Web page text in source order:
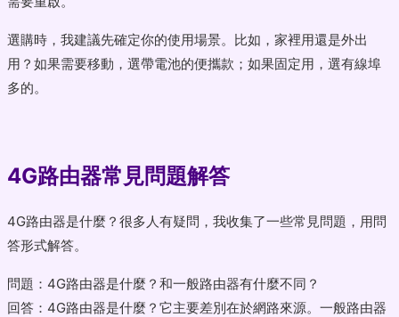
選購時，我建議先確定你的使用場景。比如，家裡用還是外出
用？如果需要移動，選帶電池的便攜款；如果固定用，選有線埠
多的。
4G路由器常見問題解答
4G路由器是什麼？很多人有疑問，我收集了一些常見問題，用問
答形式解答。
問題：4G路由器是什麼？和一般路由器有什麼不同？
回答：4G路由器是什麼？它主要差別在於網路來源。一般路由器